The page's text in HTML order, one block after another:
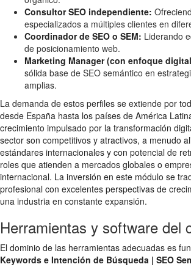
Consultor SEO independiente:
especializados a múltiples clientes en
Coordinador de SEO o SEM: Liderando
de posicionamiento web.
Marketing Manager (con enfoque
sólida base de SEO semántico en
amplias.
La demanda de estos perfiles se extiende por
desde España hasta los países de América
crecimiento impulsado por la transformación
sector son competitivos y atractivos, a menudo
estándares internacionales y con potencial de
roles que atienden a mercados globales o
internacional. La inversión en este módulo se
profesional con excelentes perspectivas de
una industria en constante expansión.
Herramientas y software del
El dominio de las herramientas adecuadas es
Keywords e Intención de Búsqueda | SEO